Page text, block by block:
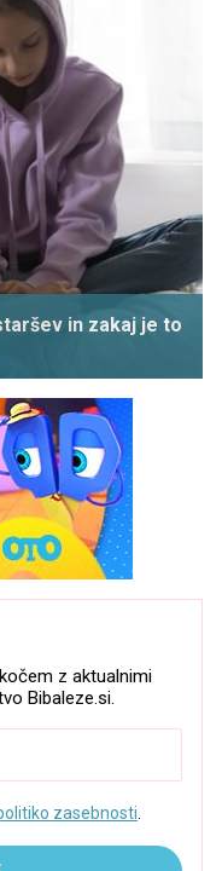
in zakaj je to
z aktualnimi
Bibaleze.si.
zasebnosti.